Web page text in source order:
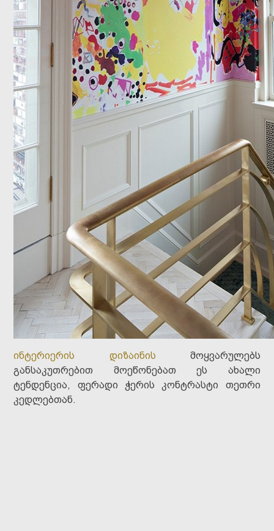
ინტერიერის დიზაინის მოყვარულებს
განსაკუთრებით მოეწონებათ ეს ახალი
ტენდენცია, ფერადი ჭერის კონტრასტი თეთრი
კედლებთან.